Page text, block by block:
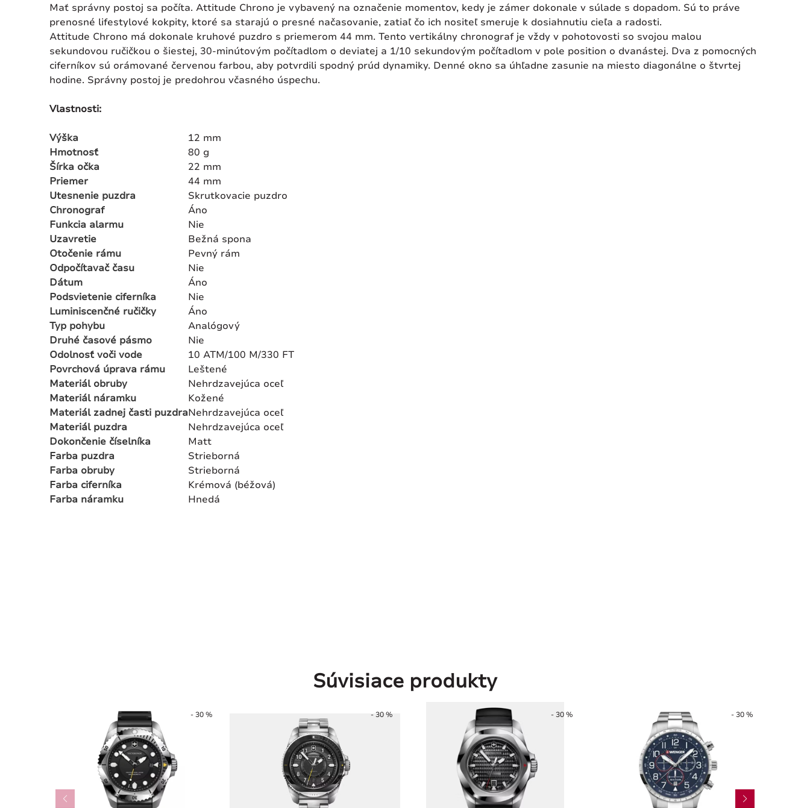
Mať správny postoj sa počíta. Attitude Chrono je vybavený na označenie momentov, kedy je zámer dokonale v súlade s dopadom. Sú to práve
prenosné lifestylové kokpity, ktoré sa starajú o presné načasovanie, zatiaľ čo ich nositeľ smeruje k dosiahnutiu cieľa a radosti.
Attitude Chrono má dokonale kruhové puzdro s priemerom 44 mm. Tento vertikálny chronograf je vždy v pohotovosti so svojou malou
sekundovou ručičkou o šiestej, 30-minútovým počítadlom o deviatej a 1/10 sekundovým počítadlom v pole position o dvanástej. Dva z pomocných
ciferníkov sú orámované červenou farbou, aby potvrdili spodný prúd dynamiky. Denné okno sa úhľadne zasunie na miesto diagonálne o štvrtej
hodine. Správny postoj je predohrou včasného úspechu.
Vlastnosti:
Výška
12 mm
Hmotnosť
80 g
Šírka očka
22 mm
Priemer
44 mm
Utesnenie puzdra
Skrutkovacie puzdro
Chronograf
Áno
Funkcia alarmu
Nie
Uzavretie
Bežná spona
Otočenie rámu
Pevný rám
Odpočítavač času
Nie
Dátum
Áno
Podsvietenie ciferníka
Nie
Luminiscenčné ručičky
Áno
Typ pohybu
Analógový
Druhé časové pásmo
Nie
Odolnosť voči vode
10 ATM/100 M/330 FT
Povrchová úprava rámu
Leštené
Materiál obruby
Nehrdzavejúca oceľ
Materiál náramku
Kožené
Materiál zadnej časti puzdraNehrdzavejúca oceľ
Materiál puzdra
Nehrdzavejúca oceľ
Dokončenie číselníka
Matt
Farba puzdra
Strieborná
Farba obruby
Strieborná
Farba ciferníka
Krémová (béžová)
Farba náramku
Hnedá
Súvisiace produkty
- 30 % - 30 % - 30 % - 30 %